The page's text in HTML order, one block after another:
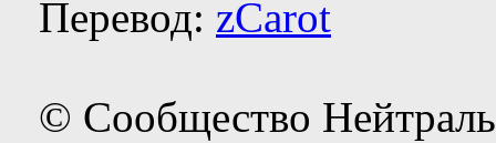
Перевод: zCarot
© Сообщество